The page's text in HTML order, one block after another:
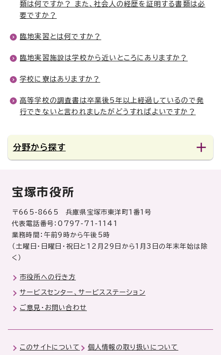
類は何ですか？ また、社会人の経歴を証明する書類は必
要ですか？
臨地実習とは何ですか？
臨地実習施設は学校から近いところにありますか？
学校に寮はありますか？
高等学校の調査書は卒業後5年以上経過しているので発
行できないと言われましたがどうすればよいですか？
分野から探す
宝塚市役所
〒665-8665 兵庫県宝塚市東洋町1番1号
代表電話番号：0797-71-1141
業務時間：午前9時から午後5時
（土曜日・日曜日・祝日と12月29日から1月3日の年末年始は除
く）
市役所への行き方
サービスセンター、サービスステーション
ご意見・お問い合わせ
このサイトについて 個人情報の取り扱いについて